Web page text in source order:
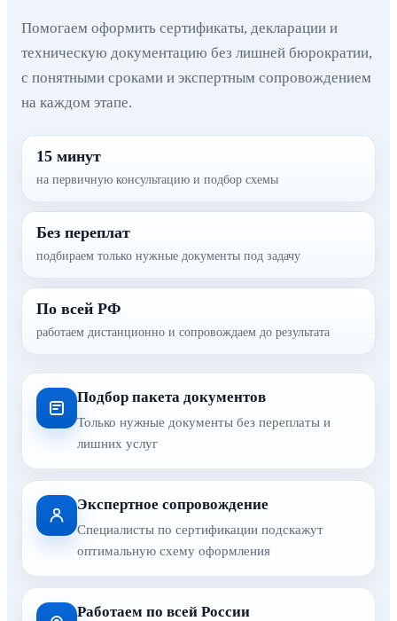
Помогаем оформить сертификаты, декларации и
техническую документацию без лишней бюрократии,
с понятными сроками и экспертным сопровождением
на каждом этапе.
15 минут
на первичную консультацию и подбор схемы
Без переплат
подбираем только нужные документы под задачу
По всей РФ
работаем дистанционно и сопровождаем до результата
Подбор пакета документов
Только нужные документы без переплаты и
лишних услуг
Экспертное сопровождение
Специалисты по сертификации подскажут
оптимальную схему оформления
Работаем по всей России